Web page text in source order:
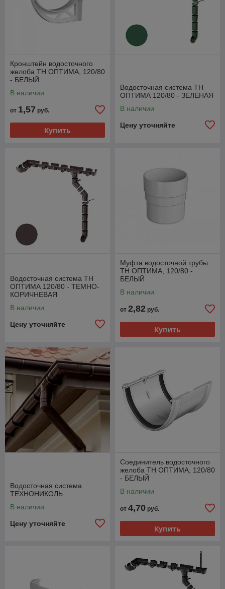
Кронштейн водосточного
желоба ТН ОПТИМА, 120/80
- БЕЛЫЙ
В наличии
от 1,57 руб.
Купить
Водосточная система ТН
ОПТИМА 120/80 - ЗЕЛЕНАЯ
В наличии
Цену уточняйте
Водосточная система ТН
ОПТИМА 120/80 - ТЕМНО-
КОРИЧНЕВАЯ
В наличии
Цену уточняйте
Муфта водосточной трубы
ТН ОПТИМА, 120/80 -
БЕЛЫЙ
В наличии
от 2,82 руб.
Купить
Водосточная система
ТЕХНОНИКОЛЬ
В наличии
Цену уточняйте
Соединитель водосточного
желоба ТН ОПТИМА, 120/80
- БЕЛЫЙ
В наличии
от 4,70 руб.
Купить